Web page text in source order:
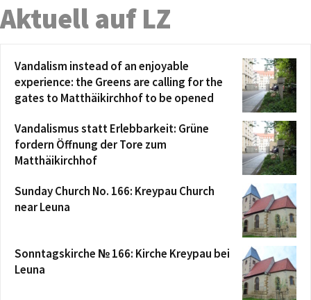
Aktuell auf LZ
Vandalism instead of an enjoyable
experience: the Greens are calling for the
gates to Matthäikirchhof to be opened
Vandalismus statt Erlebbarkeit: Grüne
fordern Öffnung der Tore zum
Matthäikirchhof
Sunday Church No. 166: Kreypau Church
near Leuna
Sonntagskirche № 166: Kirche Kreypau bei
Leuna